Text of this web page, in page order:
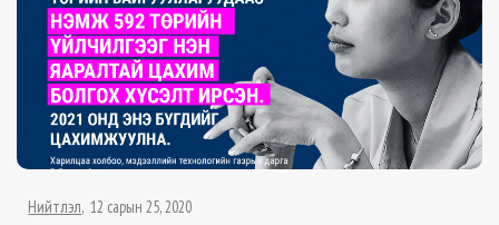
Нийтлэл 12 сарын 25, 2020